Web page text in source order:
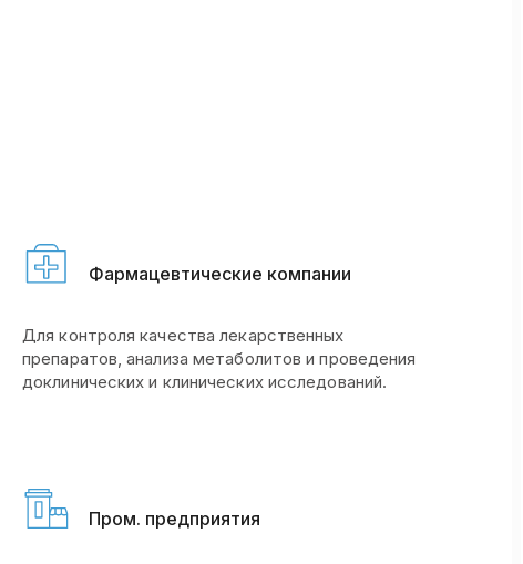
Фармацевтические компании
Для контроля качества лекарственных
препаратов, анализа метаболитов и проведения
доклинических и клинических исследований.
Пром. предприятия